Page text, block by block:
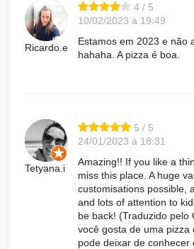
Ricardo.e
4 / 5
10/02/2023 à 19:49
Estamos em 2023 e não
hahaha. A pizza é boa.
Tetyana.i
5 / 5
24/01/2023 à 18:31
Amazing!! If you like a
miss this place. A huge
customisations possible,
and lots of attention to
be back! (Traduzido pelo
você gosta de uma pizza
pode deixar de conhecer